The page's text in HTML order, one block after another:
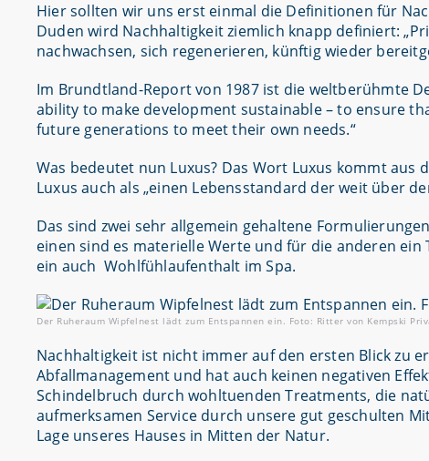
Hier sollten wir uns erst einmal die Definitionen für
Duden wird Nachhaltigkeit ziemlich knapp definiert:
nachwachsen, sich regenerieren, künftig wieder
Im Brundtland-Report von 1987 ist die weltberühmte
ability to make development sustainable – to ensure
future generations to meet their own needs.“
Was bedeutet nun Luxus? Das Wort Luxus kommt
Luxus auch als „einen Lebensstandard der weit über
Das sind zwei sehr allgemein gehaltene
einen sind es materielle Werte und für die anderen
ein auch Wohlfühlaufenthalt im Spa.
Der Ruheraum Wipfelnest lädt zum Entspannen ein. Foto: Ritter von Kempski
Nachhaltigkeit ist nicht immer auf den ersten Blick zu
Abfallmanagement und hat auch keinen negativen
Schindelbruch durch wohltuenden Treatments, die
aufmerksamen Service durch unsere gut geschulten
Lage unseres Hauses in Mitten der Natur.